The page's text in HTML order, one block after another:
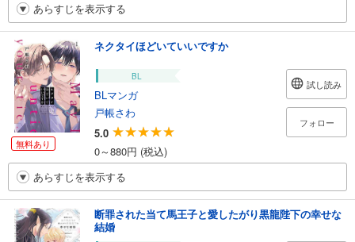
あらすじを表示する
無料あり
ネクタイほどいていいですか
BL
BLマンガ
戸帳さわ
5.0
0～880円 (税込)
試し読み
フォロー
あらすじを表示する
断罪された当て馬王子と愛したがり黒龍陛下の幸せな
結婚